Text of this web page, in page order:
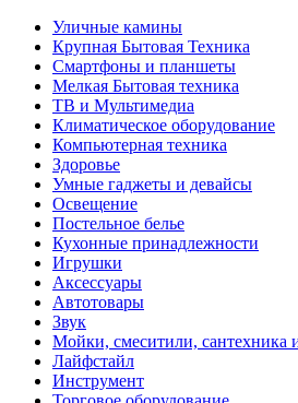
Уличные камины
Крупная Бытовая Техника
Смартфоны и планшеты
Мелкая Бытовая техника
ТВ и Мультимедиа
Климатическое оборудование
Компьютерная техника
Здоровье
Умные гаджеты и девайсы
Освещение
Постельное белье
Кухонные принадлежности
Игрушки
Аксессуары
Автотовары
Звук
Мойки, смеситили, сантехника
Лайфстайл
Инструмент